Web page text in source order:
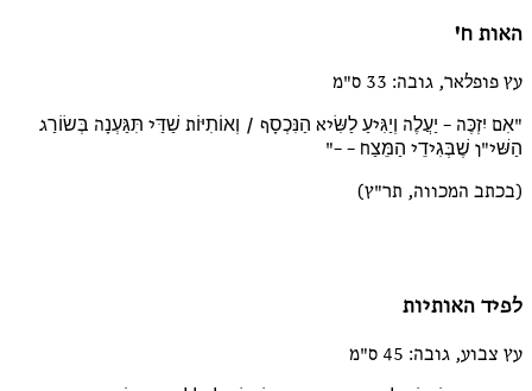
האות ח'
עץ פופלאר, גובה: 33 ס"מ
"אִם יִזְכֶּה – יַעֲלֶה וְיַגִּיעַ לַשִּׂיא הַנִּכְסָף / וְאוֹתִיּוֹת שַׁדַּי תִּגַּעְנָה בְּשׂוֹרַג
הַשּׁי"ן שֶׁבְּגִידֵי הַמֵּצַח – –"
(בכתב המכווה, תר"ץ)
לפיד האותיות
עץ צבוע, גובה: 45 ס"מ